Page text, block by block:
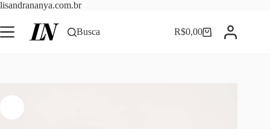
lisandrananya.com.brPular
o
conteúdo
Busca Carrinho
R$0,00